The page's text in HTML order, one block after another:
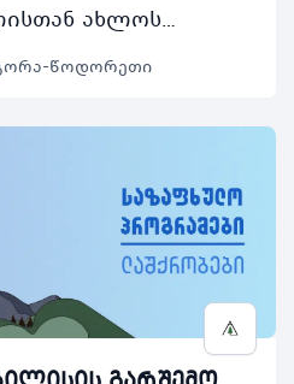
ახლოს
საზაფხულო
ფარგლებში
გარშემო 5
წოდორეთი